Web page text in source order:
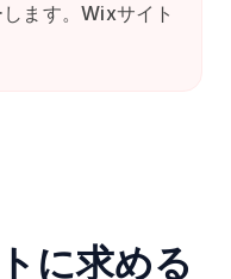
ます。Wixサイト
に求める